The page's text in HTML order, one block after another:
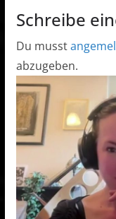
Schreibe
Du musst
abzugeben.